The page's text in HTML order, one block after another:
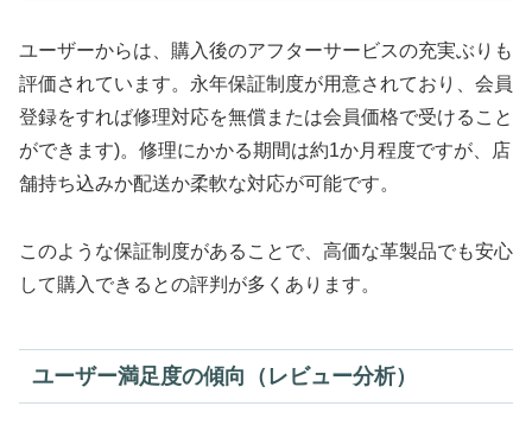
ユーザーからは、購入後のアフターサービスの充実ぶりも
評価されています。永年保証制度が用意されており、会員
登録をすれば修理対応を無償または会員価格で受けること
ができます)。修理にかかる期間は約1か月程度ですが、店
舗持ち込みか配送か柔軟な対応が可能です。
このような保証制度があることで、高価な革製品でも安心
して購入できるとの評判が多くあります。
ユーザー満足度の傾向（レビュー分析）